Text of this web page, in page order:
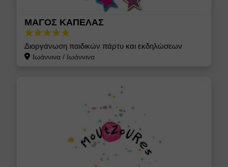
ΜΑΓΟΣ ΚΑΠΕΛΑΣ
Διοργάνωση παιδικών πάρτυ και εκδηλώσεων
Ιωάννινα/ Ιωάννινα